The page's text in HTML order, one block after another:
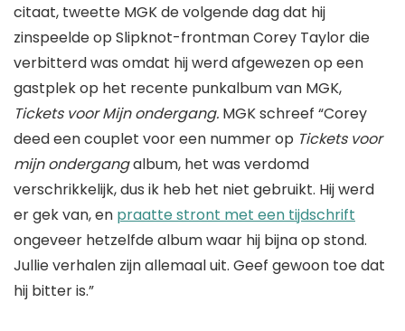
citaat, tweette MGK de volgende dag dat hij
zinspeelde op Slipknot-frontman Corey Taylor die
verbitterd was omdat hij werd afgewezen op een
gastplek op het recente punkalbum van MGK,
Tickets voor Mijn ondergang. MGK schreef “Corey
deed een couplet voor een nummer op Tickets voor
mijn ondergangalbum, het was verdomd
verschrikkelijk, dus ik heb het niet gebruikt. Hij werd
er gek van, en praatte stront met een tijdschrift
ongeveer hetzelfde album waar hij bijna op stond.
Jullie verhalen zijn allemaal uit. Geef gewoon toe dat
hij bitter is.”